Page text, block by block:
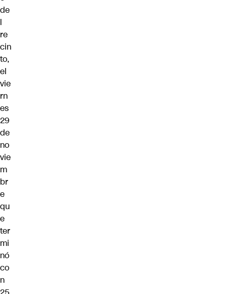
de
l
re
cin
to,
el
vie
rn
es
29
de
no
vie
m
br
e
qu
e
ter
mi
nó
co
n